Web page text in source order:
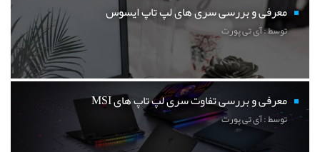
معرفی و بررسی سری های لپ تاپ ایسوس
توسط : آی تی پورت
معرفی و بررسی تفاوت سری لپ تاپ های MSI
توسط : آی تی پورت